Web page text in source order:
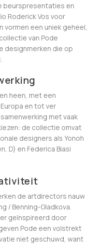
beurspresentaties en
Roderick Vos voor
vormen een uniek geheel,
van Pode
designmerken die op
heen, met een
en tot ver
met vaak
de collectie omvat
designers als Yonoh
D) en Federica Biasi
de artdirectors nauw
/ Benning-Gladkova.
geïnspireerd door
Pode een volstrekt
niet geschuwd, want